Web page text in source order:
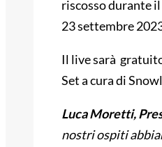
riscosso durante il
23 settembre
Il live sarà
Set a cura di
Luca Moretti,
nostri ospiti